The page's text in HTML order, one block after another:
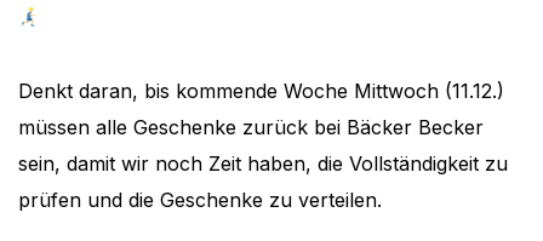
Denkt daran, bis kommende Woche Mittwoch (11.12.)
müssen alle Geschenke zurück bei Bäcker Becker
sein, damit wir noch Zeit haben, die Vollständigkeit zu
prüfen und die Geschenke zu verteilen.